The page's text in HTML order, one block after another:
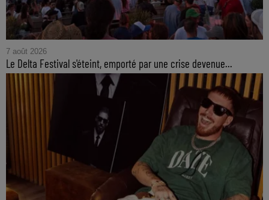
7 août 2026
Le Delta Festival s'éteint, emporté par une crise devenue...